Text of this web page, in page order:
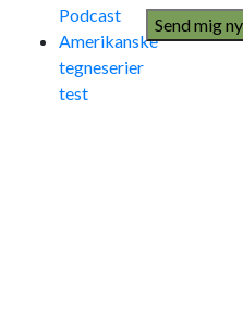
Podcast
Amerikanske
tegneserier
test